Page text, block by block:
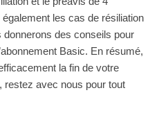
les cas de résiliation
des conseils pour
Basic. En résumé,
la fin de votre
restez avec nous pour tout